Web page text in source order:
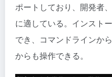
ポートしており、開発者
に適している。インスト
でき、コマンドラインか
からも操作できる。